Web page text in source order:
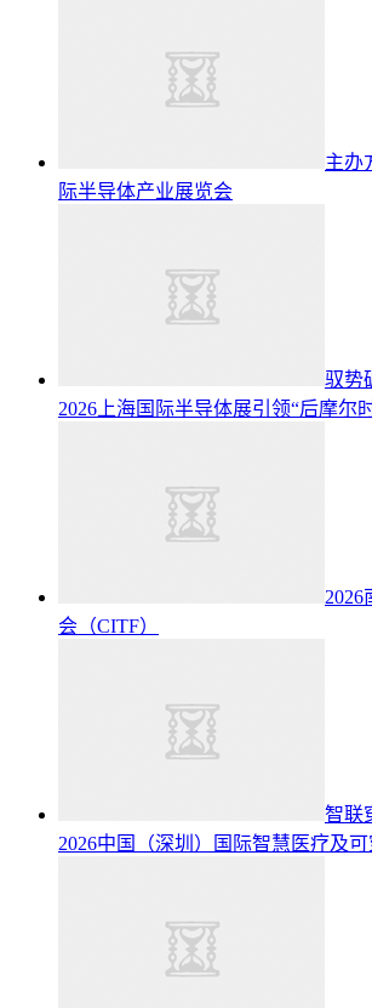
主办
际半导体产业展览会
驭势
2026上海国际半导体展引领“后摩尔
2026
会（CITF）
智联
2026中国（深圳）国际智慧医疗及